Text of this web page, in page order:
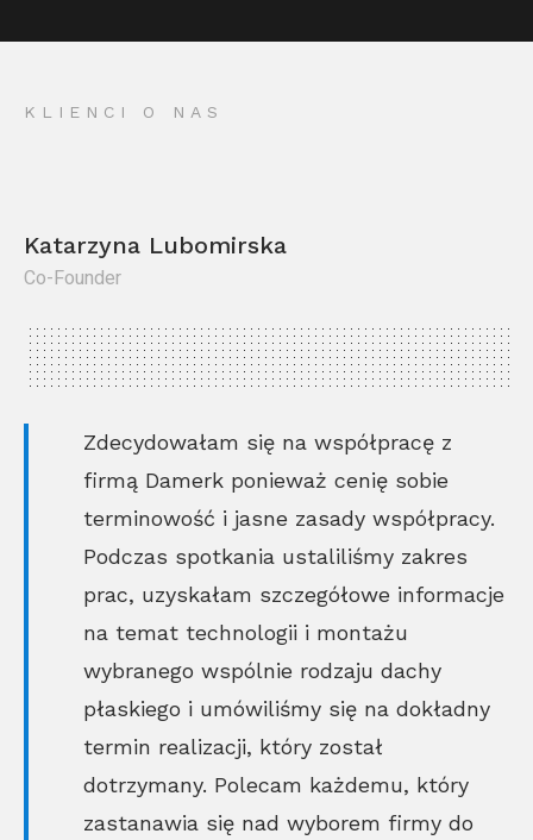
KLIENCI O NAS
Katarzyna Lubomirska
Co-Founder
Zdecydowałam się na współpracę z
firmą Damerk ponieważ cenię sobie
terminowość i jasne zasady współpracy.
Podczas spotkania ustaliliśmy zakres
prac, uzyskałam szczegółowe informacje
na temat technologii i montażu
wybranego wspólnie rodzaju dachy
płaskiego i umówiliśmy się na dokładny
termin realizacji, który został
dotrzymany. Polecam każdemu, który
zastanawia się nad wyborem firmy do